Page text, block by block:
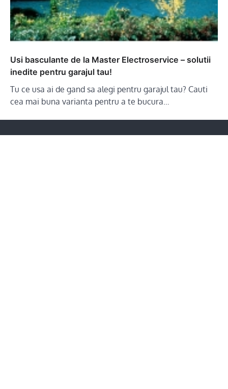
Usi basculante de la Master Electroservice – solutii
inedite pentru garajul tau!
Tu ce usa ai de gand sa alegi pentru garajul tau? Cauti
cea mai buna varianta pentru a te bucura…